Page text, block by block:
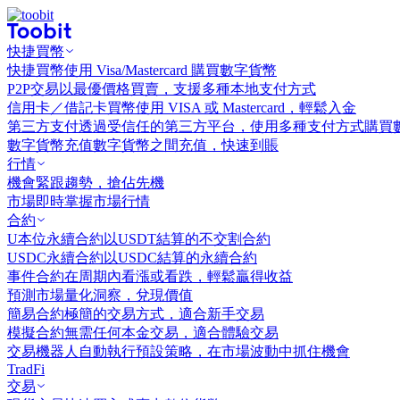
快捷買幣
快捷買幣使用 Visa/Mastercard 購買數字貨幣
P2P交易 以最優價格買賣，支援多種本地支付方式
信用卡／借記卡買幣使用 VISA 或 Mastercard，輕鬆入金
第三方支付透過受信任的第三方平台，使用多種支付方式購買
數字貨幣充值數字貨幣之間充值，快速到賬
行情
機會緊跟趨勢，搶佔先機
市場即時掌握市場行情
合約
U本位永續合約 以USDT結算的不交割合約
USDC永續合約 以USDC結算的永續合約
事件合約在周期內看漲或看跌，輕鬆贏得收益
預測市場量化洞察，兌現價值
簡易合約極簡的交易方式，適合新手交易
模擬合約無需任何本金交易，適合體驗交易
交易機器人 自動執行預設策略，在市場波動中抓住機會
TradFi
交易